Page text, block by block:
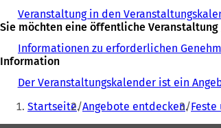
Veranstaltung in den
Sie möchten eine öffentliche
Informationen zu erforderlichen
Information
Der Veranstaltungskalender ist ein
Sie
befinden
Startseite Angebote entdecken